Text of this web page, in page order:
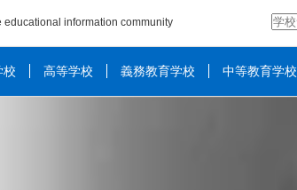
educational information community
検
索:
校 高等学校 義務教育学校 中等教育学校